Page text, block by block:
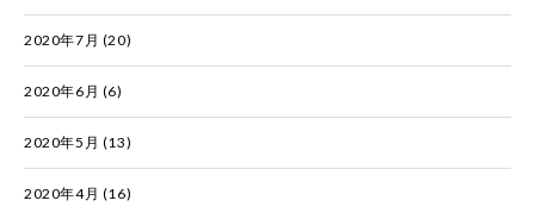
2020年7月 (20)
2020年6月 (6)
2020年5月 (13)
2020年4月 (16)